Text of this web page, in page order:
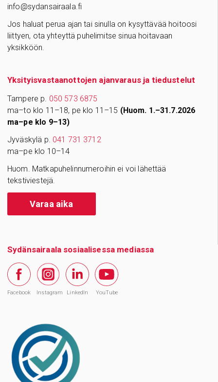
info@sydansairaala.fi
Jos haluat perua ajan tai sinulla on kysyttävää hoitoosi
liittyen, ota yhteyttä puhelimitse sinua hoitavaan
yksikköön.
Yksityisvastaanottojen ajanvaraus ja tiedustelut
Tampere p. 050 573 6875
ma–to klo 11–18, pe klo 11–15 (Huom. 1.–31.7.2026
ma–pe klo 9–13)
Jyväskylä p. 041 731 3712
ma–pe klo 10–14
Huom. Matkapuhelinnumeroihin ei voi lähettää
tekstiviestejä.
Varaa aika
Sydänsairaala sosiaalisessa mediassa
Facebook Instagram LinkedIn YouTube